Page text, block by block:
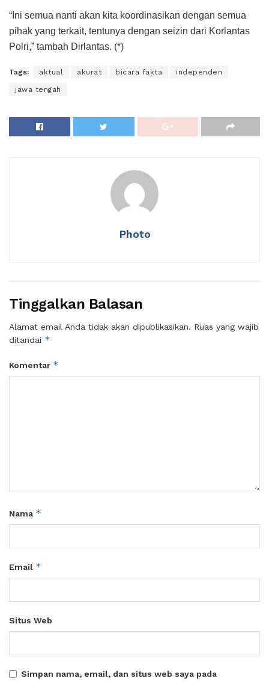
“Ini semua nanti akan kita koordinasikan dengan semua
pihak yang terkait, tentunya dengan seizin dari Korlantas
Polri,” tambah Dirlantas. (*)
Tags: aktual akurat bicara fakta independen
jawa tengah
Photo
Tinggalkan Balasan
Alamat email Anda tidak akan dipublikasikan. Ruas yang wajib
ditandai *
Komentar *
Nama *
Email *
Situs Web
Simpan nama, email, dan situs web saya pada